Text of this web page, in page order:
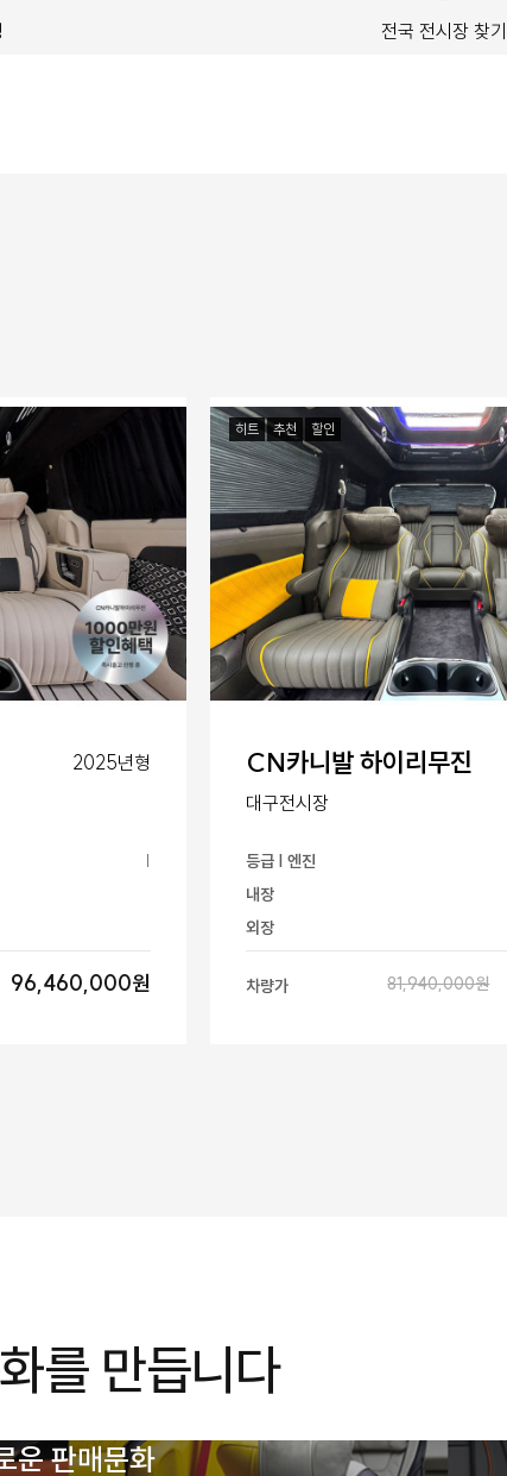
전국 전시장 찾기
2025년형
|
96,460,000원
히트 추천 할인
CN카니발 하이리무진
대구전시장
등급 | 엔진
내장
외장
차량가 81,940,000원
를 만듭니다
운 판매문화